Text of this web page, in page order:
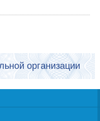
организации